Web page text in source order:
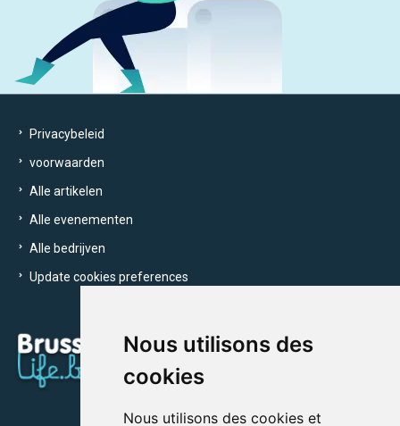
Nous utilisons des
cookies
Nous utilisons des cookies et
Privacybeleid
voorwaarden
Alle artikelen
Alle evenementen
Alle bedrijven
Update cookies preferences